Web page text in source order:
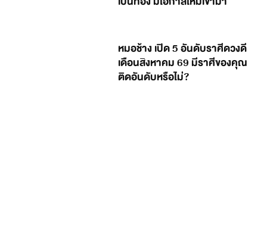
หมอช้าง เปิด 5 อันดับราศีดวงดี
เดือนสิงหาคม 69 มีราศีของคุณ
ติดอันดับหรือไม่?